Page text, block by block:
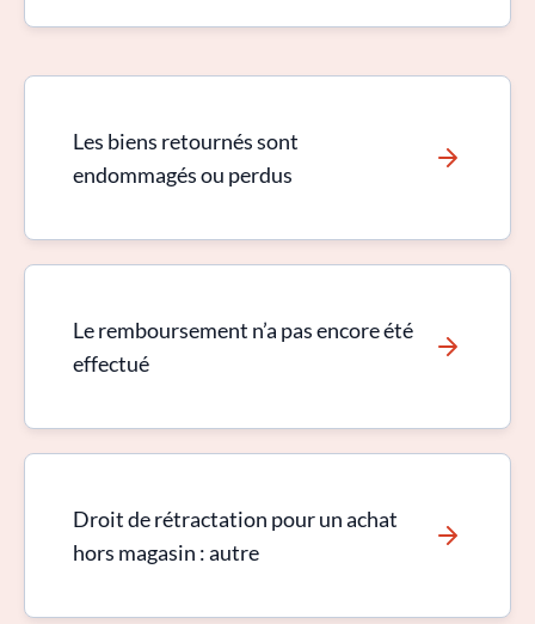
Les biens retournés sont
endommagés ou perdus
Le remboursement n’a pas encore été
effectué
Droit de rétractation pour un achat
hors magasin : autre